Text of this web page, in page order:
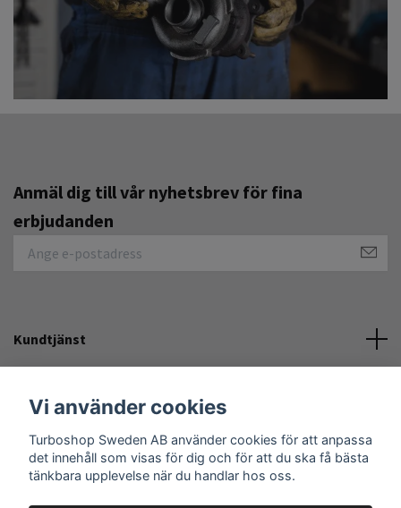
Anmäl dig till vår nyhetsbrev för fina
erbjudanden
Kundtjänst
Sociala medier
Vi använder cookies
Turboshop Sweden AB använder cookies för att anpassa
det innehåll som visas för dig och för att du ska få bästa
tänkbara upplevelse när du handlar hos oss.